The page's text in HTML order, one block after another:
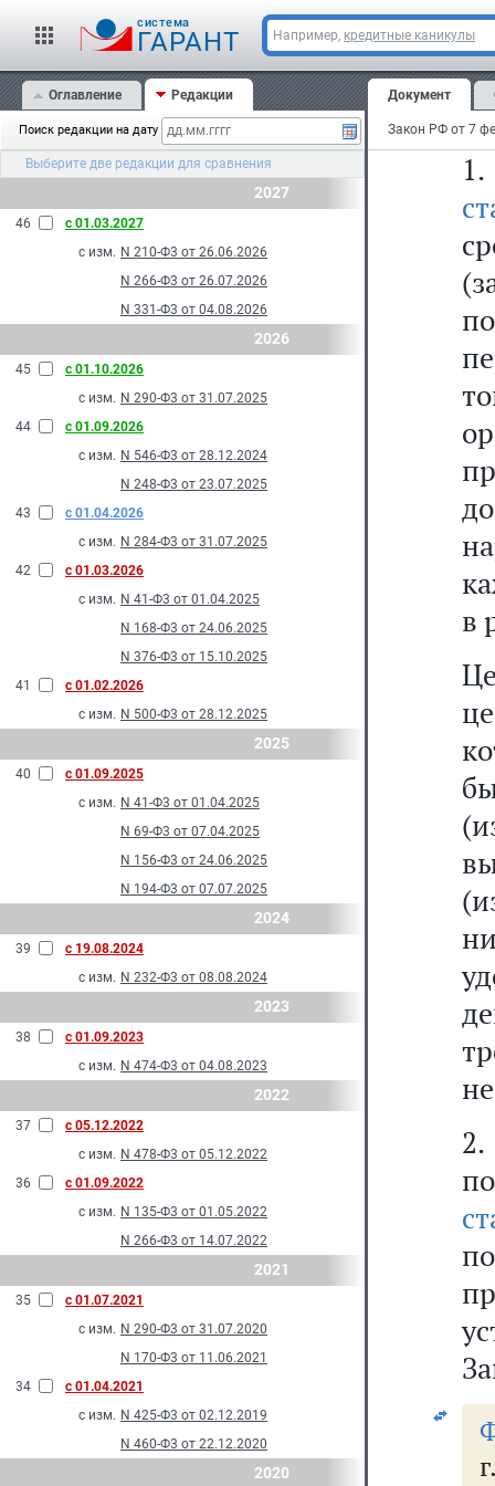
cистема
ГАРАНТ Например, кредитные каникулы
Оглавление Редакции
Поиск редакции на дату
Выберите две редакции для сравнения
2027
46
с 01.03.2027
с изм. N 210-Ф3 от 26.06.2026
N 266-Ф3 от 26.07.2026
N 331-Ф3 от 04.08.2026
2026
45
с 01.10.2026
с изм. N 290-Ф3 от 31.07.2025
44
с 01.09.2026
с изм. N 546-Ф3 от 28.12.2024
N 248-Ф3 от 23.07.2025
43
с 01.04.2026
с изм. N 284-Ф3 от 31.07.2025
42
с 01.03.2026
с изм. N 41-Ф3 от 01.04.2025
N 168-Ф3 от 24.06.2025
N 376-Ф3 от 15.10.2025
41
с 01.02.2026
с изм. N 500-Ф3 от 28.12.2025
2025
40
с 01.09.2025
с изм. N 41-Ф3 от 01.04.2025
N 69-Ф3 от 07.04.2025
N 156-Ф3 от 24.06.2025
N 194-Ф3 от 07.07.2025
2024
39
с 19.08.2024
с изм. N 232-Ф3 от 08.08.2024
2023
38
с 01.09.2023
с изм. N 474-Ф3 от 04.08.2023
2022
37
с 05.12.2022
с изм. N 478-Ф3 от 05.12.2022
36
с 01.09.2022
с изм. N 135-Ф3 от 01.05.2022
N 266-Ф3 от 14.07.2022
2021
35
с 01.07.2021
с изм. N 290-Ф3 от 31.07.2020
N 170-Ф3 от 11.06.2021
34
с 01.04.2021
с изм. N 425-Ф3 от 02.12.2019
N 460-Ф3 от 22.12.2020
2020
Документ
в